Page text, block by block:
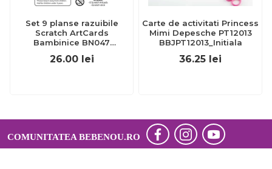
Set 9 planse razuibile
Scratch ArtCards
Bambinice BN047
BBJBN047_Animale
26.00 lei
Carte de activitati Princess
Mimi Depesche PT12013
BBJPT12013_Initiala
36.25 lei
COMUNITATEA BEBENOU.RO